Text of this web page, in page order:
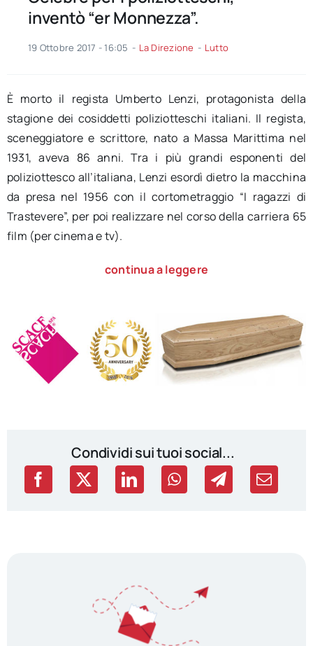
inventò “er Monnezza”.
19 Ottobre 2017 - 16:05 - La Direzione - Lutto
È morto il regista Umberto Lenzi, protagonista della
stagione dei cosiddetti poliziotteschi italiani. Il regista,
sceneggiatore e scrittore, nato a Massa Marittima nel
1931, aveva 86 anni. Tra i più grandi esponenti del
poliziottesco all’italiana, Lenzi esordì dietro la macchina
da presa nel 1956 con il cortometraggio “I ragazzi di
Trastevere”, per poi realizzare nel corso della carriera 65
film (per cinema e tv).
continua a leggere
Condividi sui tuoi social...